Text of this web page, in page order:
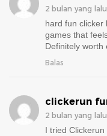
2 bulan yang lalu
hard fun clicker
games that
Definitely worth
Balas
clickerun
2 bulan yang lalu
I tried